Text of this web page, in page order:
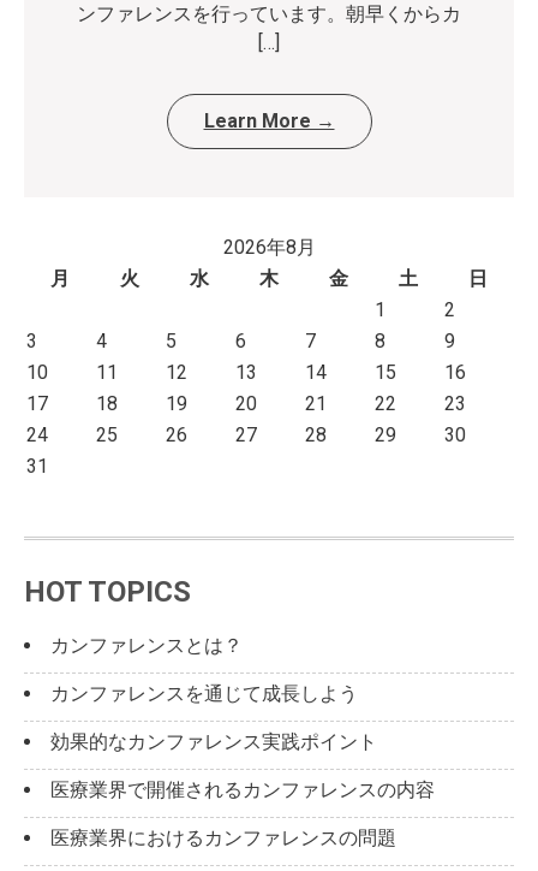
ンファレンスを行っています。朝早くからカ
[…]
Learn More →
2026年8月
月
火 水 木 金 土
日
1
2
3
4 5 6 7 8
9
10
11 12 13 14 15
16
17
18 19 20 21 22
23
24
25 26 27 28 29
30
31
HOT TOPICS
カンファレンスとは？
カンファレンスを通じて成長しよう
効果的なカンファレンス実践ポイント
医療業界で開催されるカンファレンスの内容
医療業界におけるカンファレンスの問題